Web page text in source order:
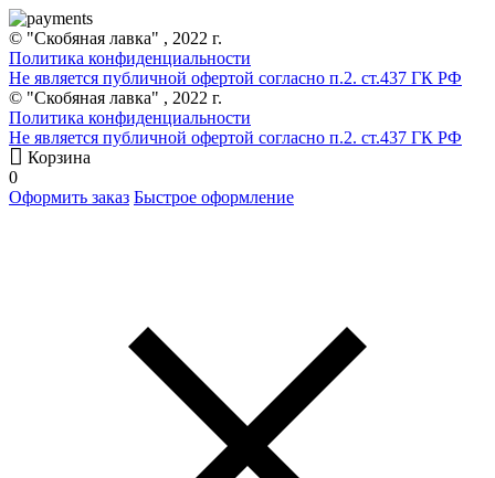
© "Скобяная лавка" , 2022 г.
Политика конфиденциальности
Не является публичной офертой согласно п.2. ст.437 ГК РФ
© "Скобяная лавка" , 2022 г.
Политика конфиденциальности
Не является публичной офертой согласно п.2. ст.437 ГК РФ
Корзина
0
Оформить заказ Быстрое оформление